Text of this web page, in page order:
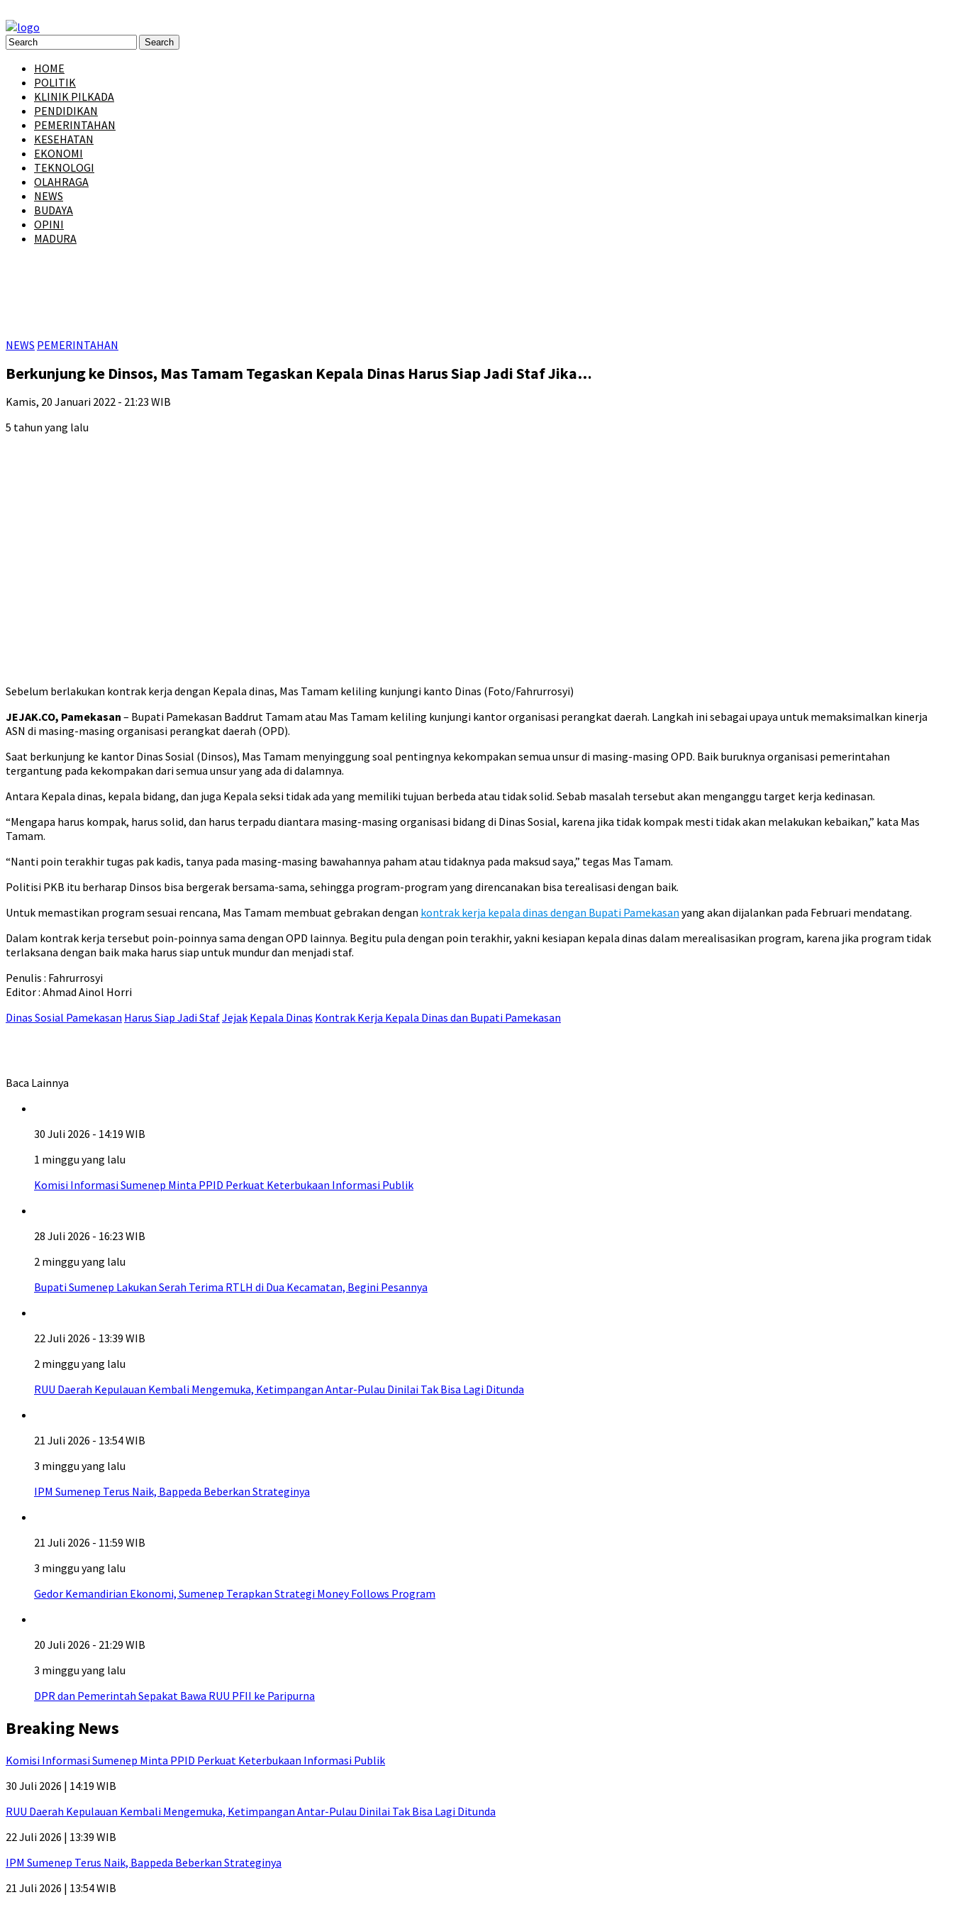
HOME
POLITIK
KLINIK PILKADA
PENDIDIKAN
PEMERINTAHAN
KESEHATAN
EKONOMI
TEKNOLOGI
OLAHRAGA
NEWS
BUDAYA
OPINI
MADURA
NEWS PEMERINTAHAN
Berkunjung ke Dinsos, Mas Tamam Tegaskan Kepala Dinas Harus Siap Jadi Staf Jika…
Kamis, 20 Januari 2022 - 21:23 WIB
5 tahun yang lalu
Sebelum berlakukan kontrak kerja dengan Kepala dinas, Mas Tamam keliling kunjungi kanto Dinas (Foto/Fahrurrosyi)
JEJAK.CO, Pamekasan – Bupati Pamekasan Baddrut Tamam atau Mas Tamam keliling kunjungi kantor organisasi perangkat daerah. Langkah ini sebagai upaya untuk memaksimalkan kinerja
ASN di masing-masing organisasi perangkat daerah (OPD).
Saat berkunjung ke kantor Dinas Sosial (Dinsos), Mas Tamam menyinggung soal pentingnya kekompakan semua unsur di masing-masing OPD. Baik buruknya organisasi pemerintahan
tergantung pada kekompakan dari semua unsur yang ada di dalamnya.
Antara Kepala dinas, kepala bidang, dan juga Kepala seksi tidak ada yang memiliki tujuan berbeda atau tidak solid. Sebab masalah tersebut akan menganggu target kerja kedinasan.
“Mengapa harus kompak, harus solid, dan harus terpadu diantara masing-masing organisasi bidang di Dinas Sosial, karena jika tidak kompak mesti tidak akan melakukan kebaikan,” kata Mas
Tamam.
“Nanti poin terakhir tugas pak kadis, tanya pada masing-masing bawahannya paham atau tidaknya pada maksud saya,” tegas Mas Tamam.
Politisi PKB itu berharap Dinsos bisa bergerak bersama-sama, sehingga program-program yang direncanakan bisa terealisasi dengan baik.
Untuk memastikan program sesuai rencana, Mas Tamam membuat gebrakan dengan kontrak kerja kepala dinas dengan Bupati Pamekasan yang akan dijalankan pada Februari mendatang.
Dalam kontrak kerja tersebut poin-poinnya sama dengan OPD lainnya. Begitu pula dengan poin terakhir, yakni kesiapan kepala dinas dalam merealisasikan program, karena jika program tidak
terlaksana dengan baik maka harus siap untuk mundur dan menjadi staf.
Penulis : Fahrurrosyi
Editor : Ahmad Ainol Horri
Dinas Sosial Pamekasan Harus Siap Jadi StafJejak Kepala Dinas Kontrak Kerja Kepala Dinas dan Bupati Pamekasan
Baca Lainnya
30 Juli 2026 - 14:19 WIB
1 minggu yang lalu
Komisi Informasi Sumenep Minta PPID Perkuat Keterbukaan Informasi Publik
28 Juli 2026 - 16:23 WIB
2 minggu yang lalu
Bupati Sumenep Lakukan Serah Terima RTLH di Dua Kecamatan, Begini Pesannya
22 Juli 2026 - 13:39 WIB
2 minggu yang lalu
RUU Daerah Kepulauan Kembali Mengemuka, Ketimpangan Antar-Pulau Dinilai Tak Bisa Lagi Ditunda
21 Juli 2026 - 13:54 WIB
3 minggu yang lalu
IPM Sumenep Terus Naik, Bappeda Beberkan Strateginya
21 Juli 2026 - 11:59 WIB
3 minggu yang lalu
Gedor Kemandirian Ekonomi, Sumenep Terapkan Strategi Money Follows Program
20 Juli 2026 - 21:29 WIB
3 minggu yang lalu
DPR dan Pemerintah Sepakat Bawa RUU PFII ke Paripurna
Breaking News
Komisi Informasi Sumenep Minta PPID Perkuat Keterbukaan Informasi Publik
30 Juli 2026 | 14:19 WIB
RUU Daerah Kepulauan Kembali Mengemuka, Ketimpangan Antar-Pulau Dinilai Tak Bisa Lagi Ditunda
22 Juli 2026 | 13:39 WIB
IPM Sumenep Terus Naik, Bappeda Beberkan Strateginya
21 Juli 2026 | 13:54 WIB